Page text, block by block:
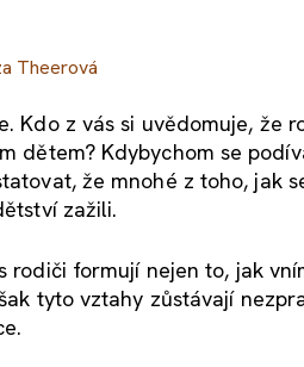
Theerová
Kdo z vás si uvědomuje,
dětem? Kdybychom se
že mnohé z toho, jak
zažili.
rodiči formují nejen to, jak
tyto vztahy zůstávají